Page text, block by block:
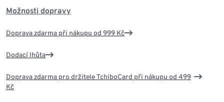
Možnosti dopravy
Doprava zdarma při nákupu od 999 Kč
Dodací lhůta
Doprava zdarma pro držitele TchiboCard při nákupu od 499
Kč